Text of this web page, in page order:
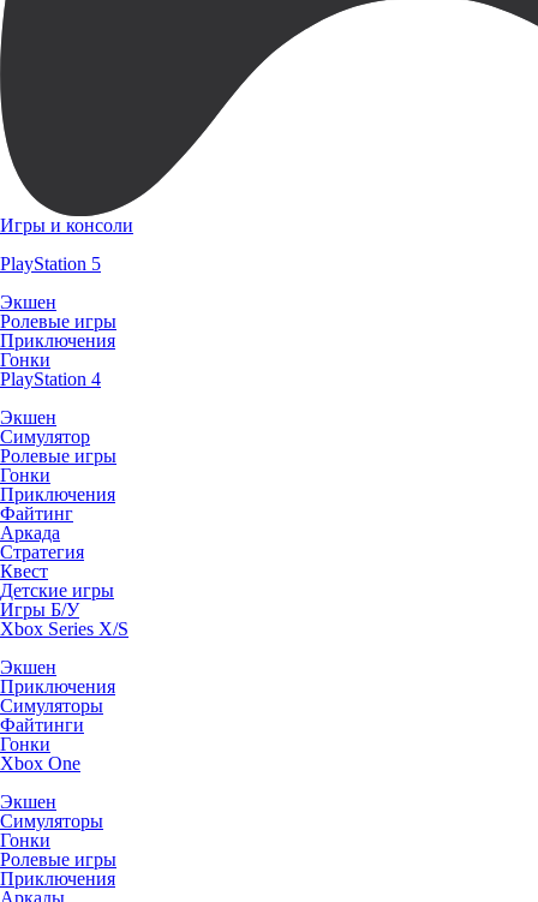
Игры и консоли
PlayStation 5
Экшен
Ролевые игры
Приключения
Гонки
PlayStation 4
Экшен
Симулятор
Ролевые игры
Гонки
Приключения
Файтинг
Аркада
Стратегия
Квест
Детские игры
Игры Б/У
Xbox Series X/S
Экшен
Приключения
Симуляторы
Файтинги
Гонки
Xbox One
Экшен
Симуляторы
Гонки
Ролевые игры
Приключения
Аркады